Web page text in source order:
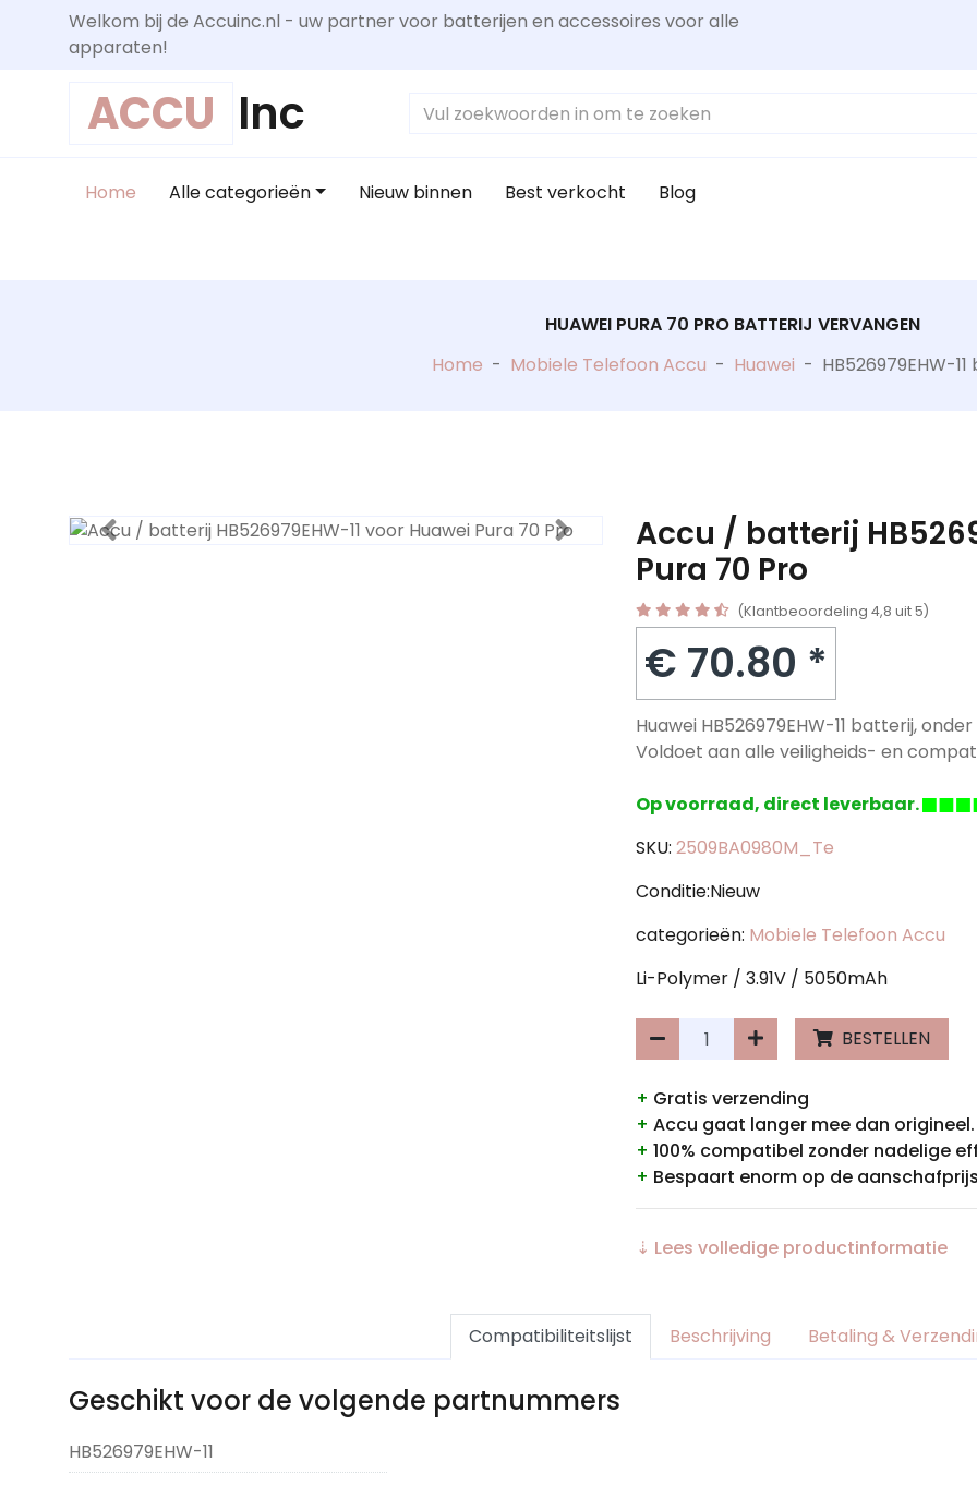
Welkom bij de Accuinc.nl - uw partner voor batterijen en accessoires voor alle
apparaten!
ACCU Inc
Home Alle categorieën Nieuw binnen Best verkocht Blog
HUAWEI PURA 70 PRO BATTERIJ VERVANGEN
Home - Mobiele Telefoon Accu - Huawei - HB526979EHW-
Accu / batterij
Pura 70 Pro
(Klantbeoordeling 4,8 uit 5)
€ 70.80 *
Huawei HB526979EHW-11 batterij,
Voldoet aan alle veiligheids- en
Op voorraad, direct leverbaar.
SKU: 2509BA0980M_Te
Conditie:Nieuw
categorieën: Mobiele Telefoon Accu
Li-Polymer / 3.91V / 5050mAh
BESTELLEN
+ Gratis verzending
+ Accu gaat langer mee dan origineel.
+ 100% compatibel zonder nadelige
+ Bespaart enorm op de
⇣ Lees volledige productinformatie
Compatibiliteitslijst Beschrijving Betaling &
Geschikt voor de volgende partnummers
HB526979EHW-11